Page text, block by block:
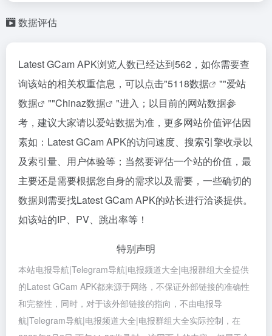
数据评估
Latest GCam APK浏览人数已经达到562，如你需要查
询该站的相关权重信息，可以点击"5118数据 ""爱站
数据
""Chinaz数据
"进入；以目前的网站数据参
考，建议大家请以爱站数据为准，更多网站价值评估因
素如：Latest GCam APK的访问速度、搜索引擎收录以
及索引量、用户体验等；当然要评估一个站的价值，最
主要还是需要根据您自身的需求以及需要，一些确切的
数据则需要找Latest GCam APK的站长进行洽谈提供。
如该站的IP、PV、跳出率等！
特别声明
本站电报导航|Telegram导航|电报频道大全|电报群组大全提供
的Latest GCam APK都来源于网络，不保证外部链接的准确性
和完整性，同时，对于该外部链接的指向，不由电报导
航|Telegram导航|电报频道大全|电报群组大全实际控制，在